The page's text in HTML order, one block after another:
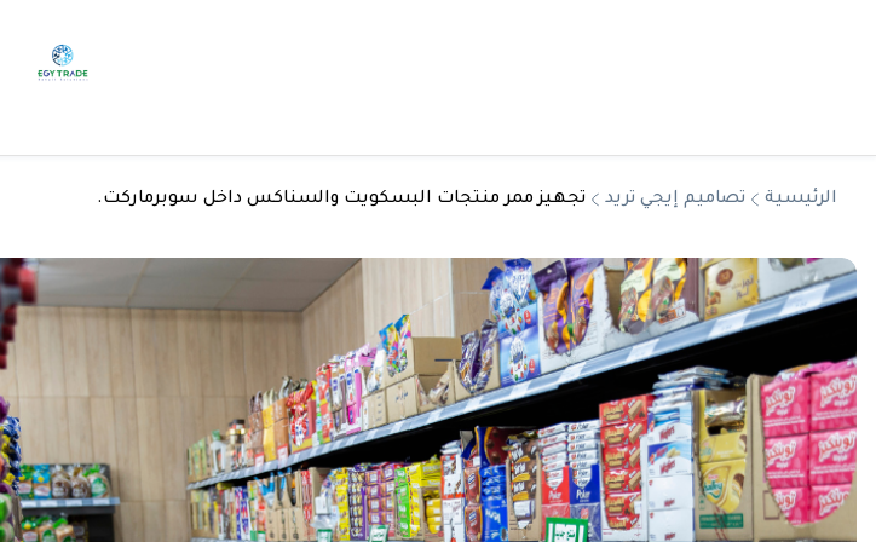
الرئيسية تصاميم إيجي تريد تجهيز ممر منتجات البسكويت والسناكس داخل سوبرماركت.